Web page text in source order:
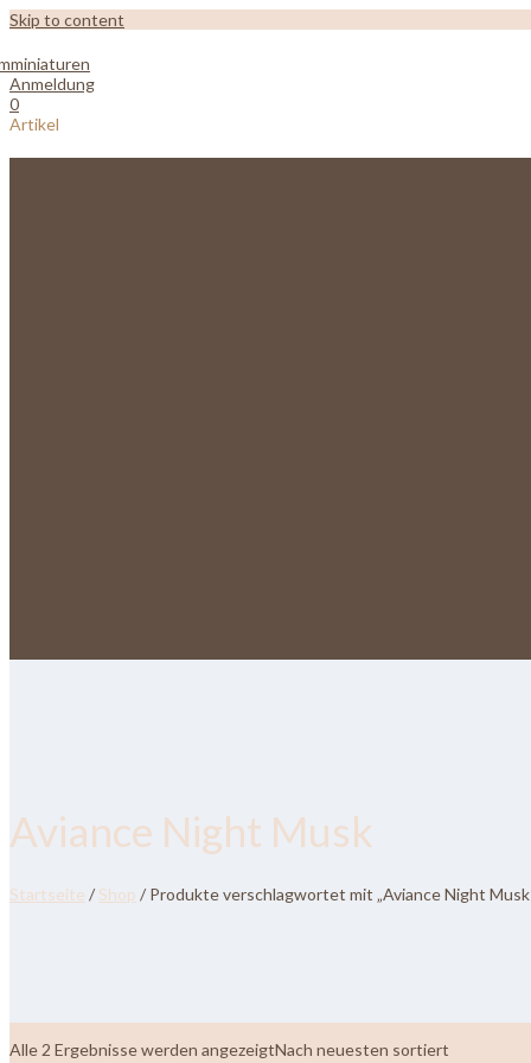
Skip to content
Anmeldung
0
Artikel
Aviance Night Musk
Startseite / Shop / Produkte verschlagwortet mit „Aviance Night
Alle 2 Ergebnisse werden angezeigtNach neuesten sortiert